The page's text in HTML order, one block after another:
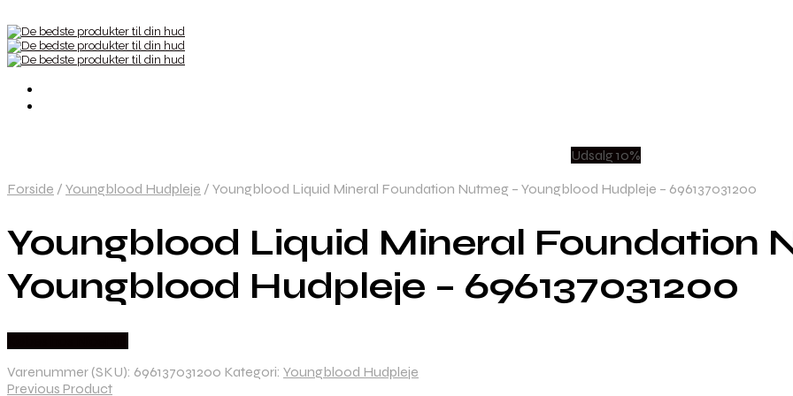
Udsalg 10%
Forside / Youngblood Hudpleje / Youngblood Liquid Mineral Foundation Nutmeg – Youngblood Hudpleje – 696137031200
Youngblood Liquid Mineral Foundation
Youngblood Hudpleje – 696137031200
Varenummer (SKU): 696137031200 Kategori: Youngblood Hudpleje
Previous Product